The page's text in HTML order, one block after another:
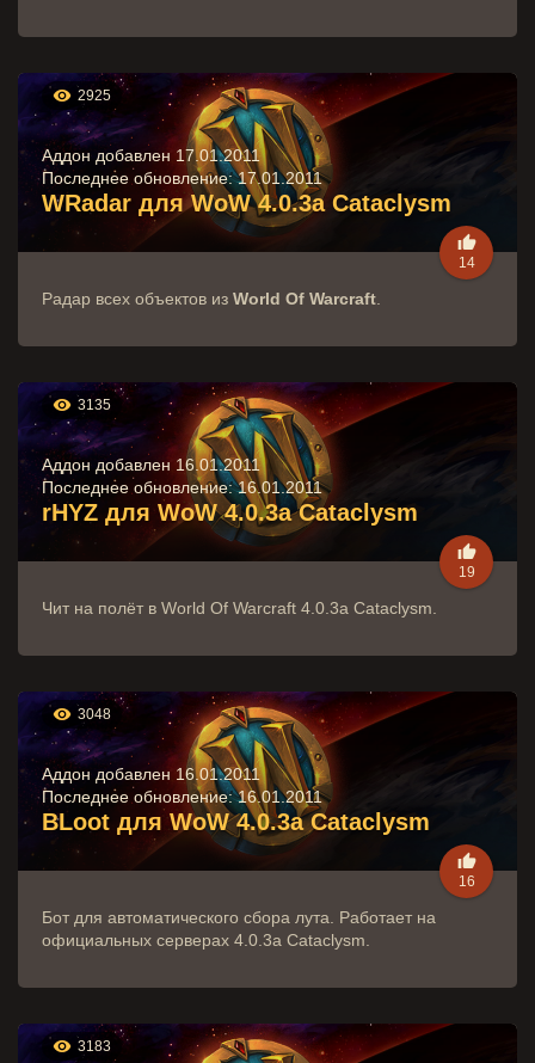
 2925
Аддон добавлен 17.01.2011
Последнее обновление:17.01.2011
WRadar для WoW 4.0.3a Cataclysm

14
Радар всех объектов из World Of Warcraft
 3135
Аддон добавлен 16.01.2011
Последнее обновление:16.01.2011
rHYZ для WoW 4.0.3a Cataclysm

19
Чит на полёт в World Of Warcraft 4.0.3a Cataclysm.
 3048
Аддон добавлен 16.01.2011
Последнее обновление:16.01.2011
BLoot для WoW 4.0.3a Cataclysm

16
Бот для автоматического сбора лута. Работает на
официальных серверах 4.0.3a Cataclysm.
 3183